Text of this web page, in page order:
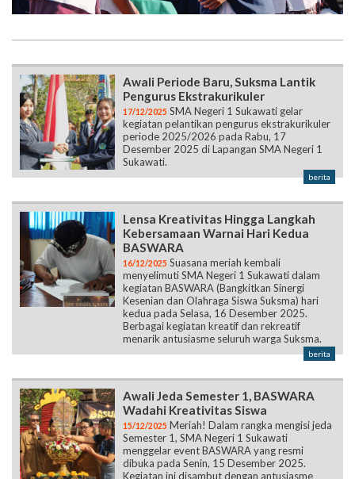
Awali Periode Baru, Suksma Lantik
Pengurus Ekstrakurikuler
17/12/2025 SMA Negeri 1 Sukawati gelar
kegiatan pelantikan pengurus ekstrakurikuler
periode 2025/2026 pada Rabu, 17
Desember 2025 di Lapangan SMA Negeri 1
Sukawati.
berita
Lensa Kreativitas Hingga Langkah
Kebersamaan Warnai Hari Kedua
BASWARA
16/12/2025 Suasana meriah kembali
menyelimuti SMA Negeri 1 Sukawati dalam
kegiatan BASWARA (Bangkitkan Sinergi
Kesenian dan Olahraga Siswa Suksma) hari
kedua pada Selasa, 16 Desember 2025.
Berbagai kegiatan kreatif dan rekreatif
menarik antusiasme seluruh warga Suksma.
berita
Awali Jeda Semester 1, BASWARA
Wadahi Kreativitas Siswa
15/12/2025 Meriah! Dalam rangka mengisi jeda
Semester 1, SMA Negeri 1 Sukawati
menggelar event BASWARA yang resmi
dibuka pada Senin, 15 Desember 2025.
Kegiatan ini disambut dengan antusiasme